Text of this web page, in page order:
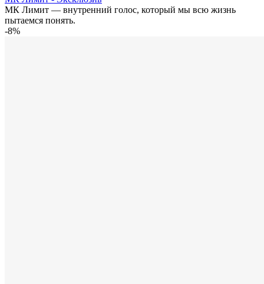
МК Лимит — внутренний голос, который мы всю жизнь
пытаемся понять.
-8%